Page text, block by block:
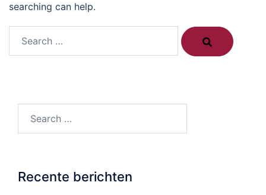
searching can help.
Recente berichten